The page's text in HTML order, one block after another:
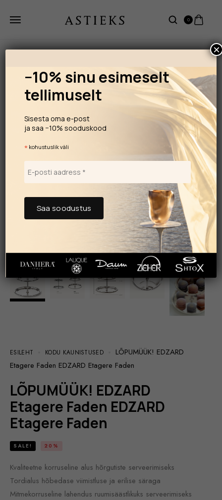
0
ESILEHT KODU KAUNISTUSED
LÕPUMÜÜK! EDZARD
Etagere Faden EDZARD Etagere Faden
LÕPUMÜÜK! EDZARD
Etagere Faden EDZARD
Etagere Faden
SALE! 20%
Kvaliteetne korruseline alus hõrgutiste serveerimiseks
Tordialus hõbedase viimistluse ja erilise säraga
Mitmekorruseline lahendus ruumisäästlikuks serveerimiseks
−10% sinu esimeselt
tellimuselt
Sisesta oma e-post
ja saa −10% sooduskood
* kohustuslik väli
×